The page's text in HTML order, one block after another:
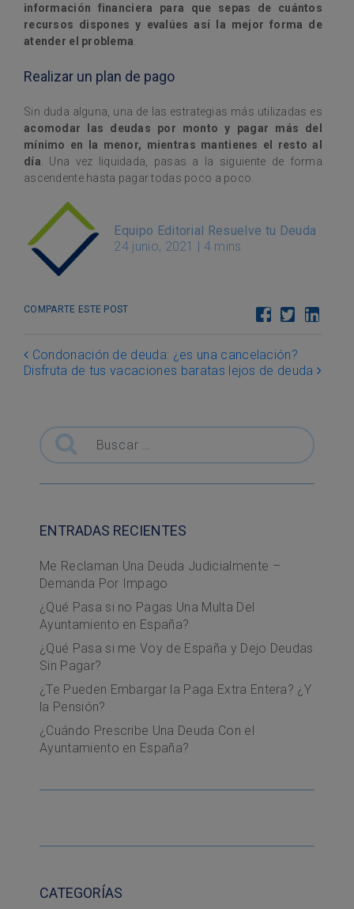
información financiera para que sepas de cuántos
recursos dispones y evalúes así la mejor forma de
atender el problema.
Realizar un plan de pago
Sin duda alguna, una de las estrategias más utilizadas es
acomodar las deudas por monto y pagar más del
mínimo en la menor, mientras mantienes el resto al
día. Una vez liquidada, pasas a la siguiente de forma
ascendente hasta pagar todas poco a poco.
Equipo Editorial Resuelve tu Deuda
24 junio, 2021
4 mins
COMPARTE ESTE POST
Post navigation
Condonación de deuda: ¿es una cancelación?
Disfruta de tus vacaciones baratas lejos de deuda
Buscar
ENTRADAS RECIENTES
Me Reclaman Una Deuda Judicialmente –
Demanda Por Impago
¿Qué Pasa si no Pagas Una Multa Del
Ayuntamiento en España?
¿Qué Pasa si me Voy de España y Dejo Deudas
Sin Pagar?
¿Te Pueden Embargar la Paga Extra Entera? ¿Y
la Pensión?
¿Cuándo Prescribe Una Deuda Con el
Ayuntamiento en España?
CATEGORÍAS